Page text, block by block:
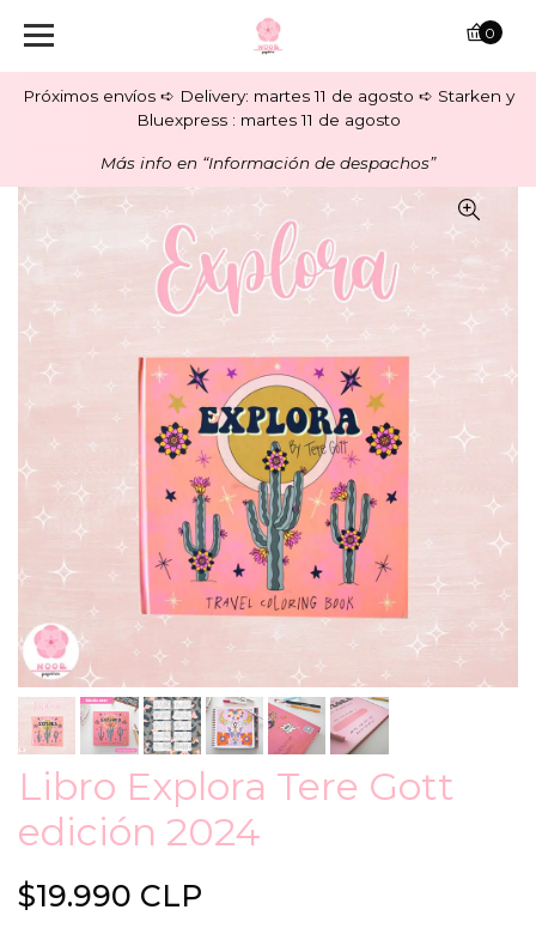
Próximos envíos ➪ Delivery: martes 11 de agosto ➪ Starken y
Bluexpress : martes 11 de agosto
Más info en “Información de despachos”
0
Libro Explora Tere Gott
edición 2024
$19.990 CLP